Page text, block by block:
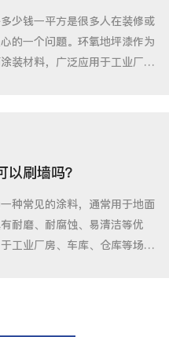
少钱一平方是很多人在装修或
的一个问题。环氧地坪漆作为
装材料，广泛应用于工业厂
以刷墙吗？
种常见的涂料，通常用于地面
耐磨、耐腐蚀、易清洁等优
工业厂房、车库、仓库等场